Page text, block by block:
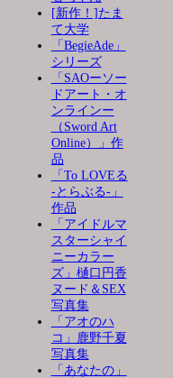
[新作！]たま
て大学
「BegieAde」
シリーズ
「SAOーソー
ドアート・オ
ンラインー
（Sword Art
Online）」作
品
「To LOVEる
-とらぶる-」
作品
「アイドルマ
スターシャイ
ニーカラー
ズ」樋口円香
ヌード＆SEX
写真集
「アオのハ
コ」鹿野千夏
写真集
「あなたの」